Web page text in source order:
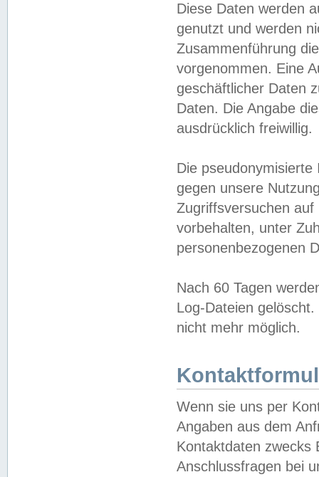
Diese Daten werden
genutzt und werden
Zusammenführung
vorgenommen. Eine
geschäftlicher Daten
Daten. Die Angabe
ausdrücklich freiwillig.
Die
gegen unsere
Zugriffsversuchen
vorbehalten, unter
personenbezogenen
Nach 60 Tagen
Log-Dateien
nicht mehr möglich.
Wenn sie uns per
Angaben aus dem
Kontaktdaten zwecks
Anschlussfragen bei